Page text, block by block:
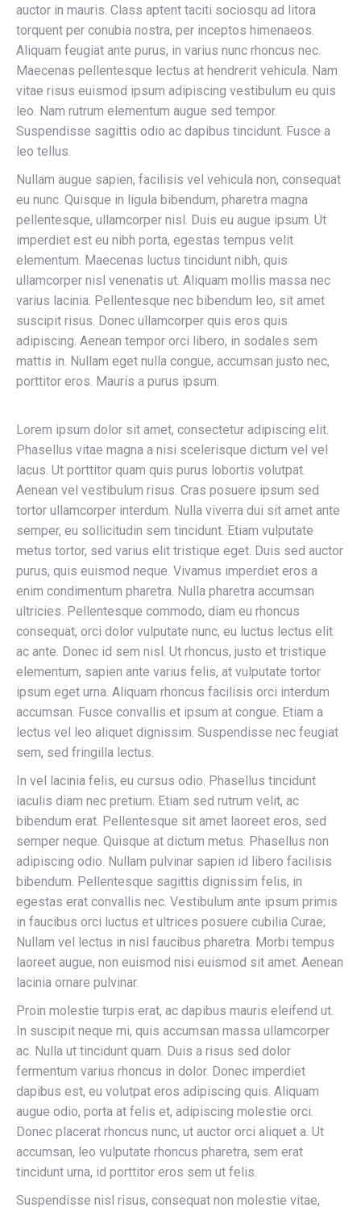
auctor in mauris. Class aptent taciti sociosqu ad litora
torquent per conubia nostra, per inceptos himenaeos.
Aliquam feugiat ante purus, in varius nunc rhoncus nec.
Maecenas pellentesque lectus at hendrerit vehicula. Nam
vitae risus euismod ipsum adipiscing vestibulum eu quis
leo. Nam rutrum elementum augue sed tempor.
Suspendisse sagittis odio ac dapibus tincidunt. Fusce a
leo tellus.
Nullam augue sapien, facilisis vel vehicula non, consequat
eu nunc. Quisque in ligula bibendum, pharetra magna
pellentesque, ullamcorper nisl. Duis eu augue ipsum. Ut
imperdiet est eu nibh porta, egestas tempus velit
elementum. Maecenas luctus tincidunt nibh, quis
ullamcorper nisl venenatis ut. Aliquam mollis massa nec
varius lacinia. Pellentesque nec bibendum leo, sit amet
suscipit risus. Donec ullamcorper quis eros quis
adipiscing. Aenean tempor orci libero, in sodales sem
mattis in. Nullam eget nulla congue, accumsan justo nec,
porttitor eros. Mauris a purus ipsum.
Lorem ipsum dolor sit amet, consectetur adipiscing elit.
Phasellus vitae magna a nisi scelerisque dictum vel vel
lacus. Ut porttitor quam quis purus lobortis volutpat.
Aenean vel vestibulum risus. Cras posuere ipsum sed
tortor ullamcorper interdum. Nulla viverra dui sit amet ante
semper, eu sollicitudin sem tincidunt. Etiam vulputate
metus tortor, sed varius elit tristique eget. Duis sed auctor
purus, quis euismod neque. Vivamus imperdiet eros a
enim condimentum pharetra. Nulla pharetra accumsan
ultricies. Pellentesque commodo, diam eu rhoncus
consequat, orci dolor vulputate nunc, eu luctus lectus elit
ac ante. Donec id sem nisl. Ut rhoncus, justo et tristique
elementum, sapien ante varius felis, at vulputate tortor
ipsum eget urna. Aliquam rhoncus facilisis orci interdum
accumsan. Fusce convallis et ipsum at congue. Etiam a
lectus vel leo aliquet dignissim. Suspendisse nec feugiat
sem, sed fringilla lectus.
In vel lacinia felis, eu cursus odio. Phasellus tincidunt
iaculis diam nec pretium. Etiam sed rutrum velit, ac
bibendum erat. Pellentesque sit amet laoreet eros, sed
semper neque. Quisque at dictum metus. Phasellus non
adipiscing odio. Nullam pulvinar sapien id libero facilisis
bibendum. Pellentesque sagittis dignissim felis, in
egestas erat convallis nec. Vestibulum ante ipsum primis
in faucibus orci luctus et ultrices posuere cubilia Curae;
Nullam vel lectus in nisl faucibus pharetra. Morbi tempus
laoreet augue, non euismod nisi euismod sit amet. Aenean
lacinia ornare pulvinar.
Proin molestie turpis erat, ac dapibus mauris eleifend ut.
In suscipit neque mi, quis accumsan massa ullamcorper
ac. Nulla ut tincidunt quam. Duis a risus sed dolor
fermentum varius rhoncus in dolor. Donec imperdiet
dapibus est, eu volutpat eros adipiscing quis. Aliquam
augue odio, porta at felis et, adipiscing molestie orci.
Donec placerat rhoncus nunc, ut auctor orci aliquet a. Ut
accumsan, leo vulputate rhoncus pharetra, sem erat
tincidunt urna, id porttitor eros sem ut felis.
Suspendisse nisl risus, consequat non molestie vitae,